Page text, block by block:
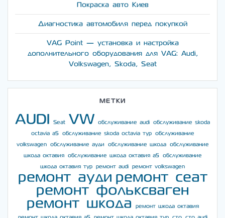
Покраска авто Киев
Диагностика автомобиля перед покупкой
VAG Point — установка и настройка
дополнительного оборудования для VAG: Audi,
Volkswagen, Skoda, Seat
МЕТКИ
AUDI Seat VW обслуживание audi
обслуживание skoda
octavia a5
обслуживание skoda octavia тур
обслуживание
volkswagen
обслуживание ауди обслуживание шкода
обслуживание
шкода октавия
обслуживание шкода октавия а5
обслуживание
шкода октавия тур
ремонт audi ремонт volkswagen
ремонт ауди ремонт сеат
ремонт фольксваген
ремонт шкода
ремонт шкода октавия